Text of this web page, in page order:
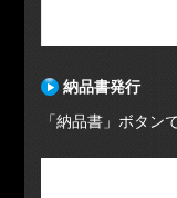
納品書発行
「納品書」ボタン